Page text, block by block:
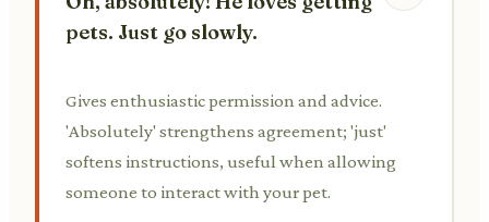
pets. Just go slowly.
Gives enthusiastic permission and advice.
'Absolutely' strengthens agreement; 'just'
softens instructions, useful when allowing
someone to interact with your pet.